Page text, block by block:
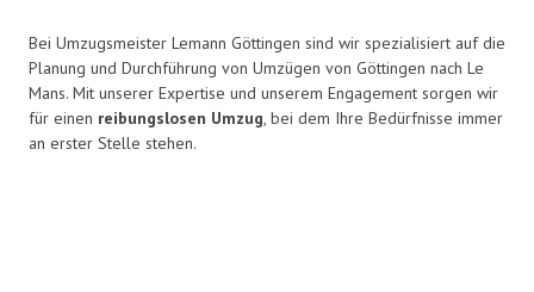
Bei Umzugsmeister Lemann Göttingen sind wir spezialisiert auf die
Planung und Durchführung von Umzügen von Göttingen nach Le
Mans. Mit unserer Expertise und unserem Engagement sorgen wir
für einen reibungslosen Umzug, bei dem Ihre Bedürfnisse immer
an erster Stelle stehen.